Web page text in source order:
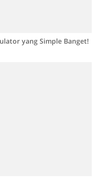
yang Simple Banget!